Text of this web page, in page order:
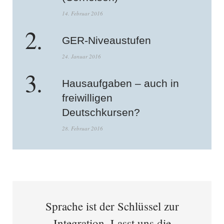
14. Februar 2016
GER-Niveaustufen
24. Januar 2016
Hausaufgaben – auch in
freiwilligen
Deutschkursen?
28. Februar 2016
Sprache ist der Schlüssel zur